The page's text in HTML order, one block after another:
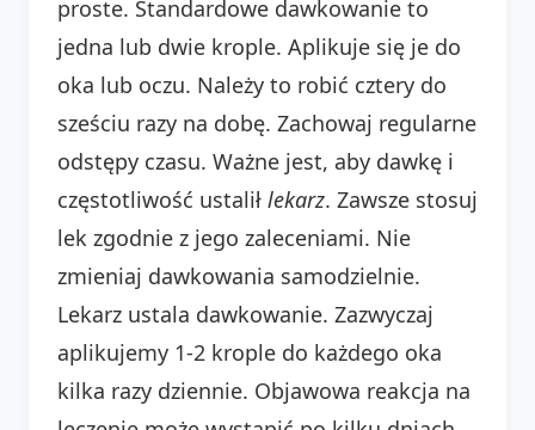
proste. Standardowe dawkowanie to
jedna lub dwie krople. Aplikuje się je do
oka lub oczu. Należy to robić cztery do
sześciu razy na dobę. Zachowaj regularne
odstępy czasu. Ważne jest, aby dawkę i
częstotliwość ustalił lekarz. Zawsze stosuj
lek zgodnie z jego zaleceniami. Nie
zmieniaj dawkowania samodzielnie.
Lekarz ustala dawkowanie. Zazwyczaj
aplikujemy 1-2 krople do każdego oka
kilka razy dziennie. Objawowa reakcja na